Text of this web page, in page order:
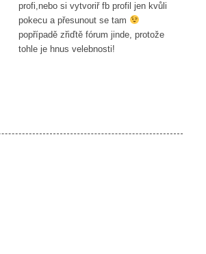
profi,nebo si vytvoriř fb profil jen kvůli
pokecu a přesunout se tam
popřípadě zřiďtě fórum jinde, protože
tohle je hnus velebnosti!